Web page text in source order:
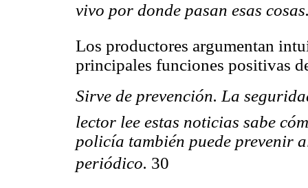
vivo por donde pasan esas
Los productores argumentan
principales funciones positivas
Sirve de prevención. La
lector lee estas noticias sabe
policía también puede prevenir
periódico. 30